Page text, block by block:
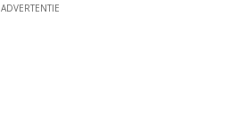
ADVERTENTIE